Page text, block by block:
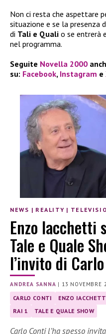
Non ci resta che aspettare
situazione e se la presenza
di Tali e Quali o se entrerà
nel programma.
Seguite Novella 2000
su: Facebook, Instagram e
NEWS | REALITY |
Enzo Iacchetti
Tale e Quale
l’invito di
ANDREA SANNA | 13 NOVEMBRE
CARLO CONTI ENZO
RAI 1
TALE E QUALE SHOW
Carlo Conti l’ha spesso